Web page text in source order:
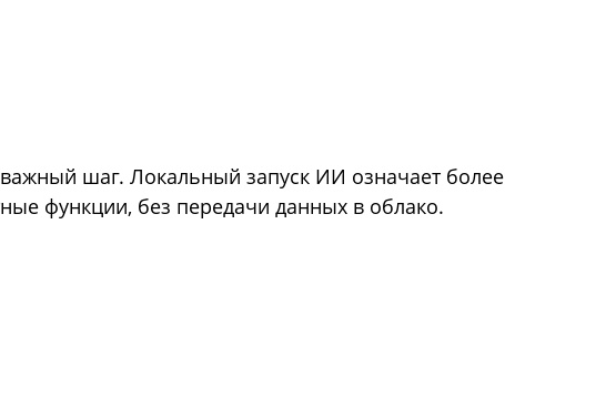
шаг. Локальный запуск ИИ означает более
функции, без передачи данных в облако.